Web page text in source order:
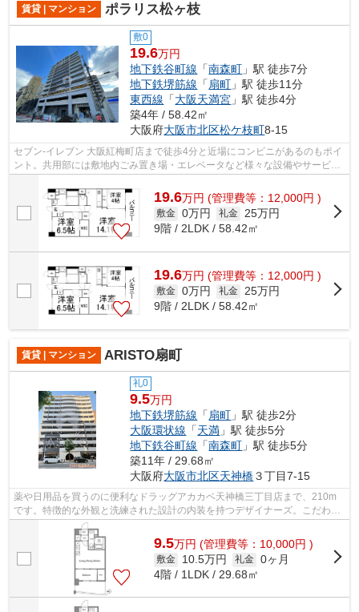
賃貸 | マンション ポラリス松ヶ枝
敷0
19.6万円
地下鉄谷町線 「南森町 」駅 徒歩7分
地下鉄堺筋線 「 扇町 」駅 徒歩11分
東西線 「大阪天満宮 」駅 徒歩4分
築4年 / 58.42㎡
大阪府大阪市北区松ケ枝町8-15
セブン-イレブン 大阪紅梅町店まで徒歩4分と近場にコンビニがあるのもポイ
ント。共用部には敷地内ごみ置き場・エレベータなど様々な設備やサービス
が揃っているので便利です。こちらは...
19.6万円 (管理費等：12,000円 )
敷金 0万円 礼金 25万円
9階 / 2LDK / 58.42㎡
19.6万円 (管理費等：12,000円 )
敷金 0万円 礼金 25万円
9階 / 2LDK / 58.42㎡
賃貸 | マンション ARISTO扇町
礼0
9.5万円
地下鉄堺筋線 「扇町 」駅 徒歩2分
大阪環状線 「天満 」駅 徒歩5分
地下鉄谷町線 「南森町 」駅 徒歩5分
築11年 / 29.68㎡
大阪府大阪市北区天神橋３丁目7-15
薬や日用品を買うのに便利なドラッグアカカベ天神橋三丁目店まで、210m
です。特徴的な外観と洗練された設計の内装を持つデザイナーズ。こだわり
条件、通風良好のシンプルな作りの物件...
9.5万円 (管理費等：10,000円 )
敷金 10.5万円 礼金 0ヶ月
4階 / 1LDK / 29.68㎡